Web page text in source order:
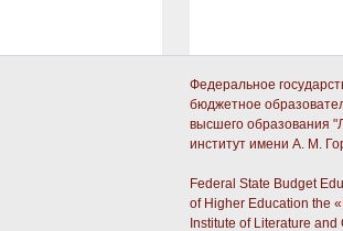
Федеральное
бюджетное
высшего образования
институт имени А. М.
Federal State Budget
of Higher Education the
Institute of Literature